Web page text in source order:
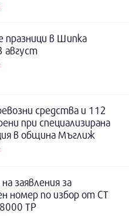
празници в Шипка
август
средства и 112
при специализирана
в община Мъглиж
заявления за
номер по избор от СТ
ТР